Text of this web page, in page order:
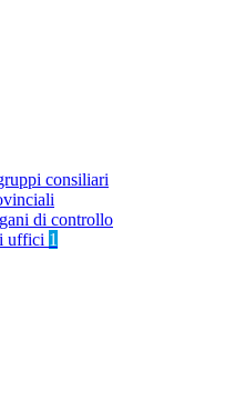
consiliari
di controllo
uffici 1